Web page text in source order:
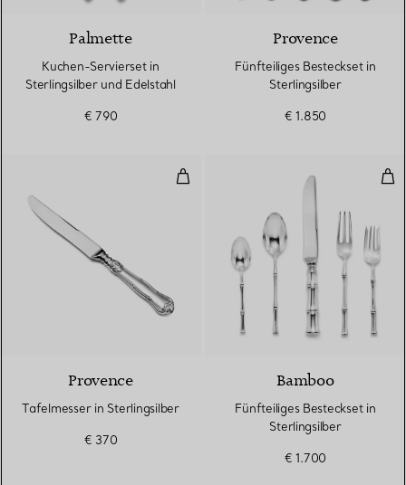
Palmette
Kuchen-Servierset in
Sterlingsilber und Edelstahl
€ 790
Provence
Fünfteiliges Besteckset in
Sterlingsilber
€ 1.850
Tafelmesser in Sterlingsilber
Provence
Tafelmesser in Sterlingsilber
€ 370
Bamboo
Fünfteiliges Besteckset in
Sterlingsilber
€ 1.700